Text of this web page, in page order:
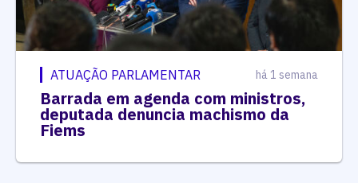
ATUAÇÃO PARLAMENTAR há 1 semana
Barrada em agenda com ministros,
deputada denuncia machismo da
Fiems